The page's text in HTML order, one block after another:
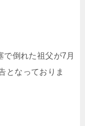
倒れた祖父が7月
となっておりま